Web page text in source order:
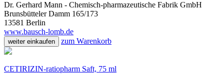
Dr. Gerhard Mann - Chemisch-pharmazeutische Fabrik GmbH
Brunsbütteler Damm 165/173
13581 Berlin
www.bausch-lomb.de
weiter einkaufen zum Warenkorb
CETIRIZIN-ratiopharm Saft, 75 ml